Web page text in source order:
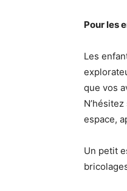
Pour les
Les
que vos
espace,
Un petit